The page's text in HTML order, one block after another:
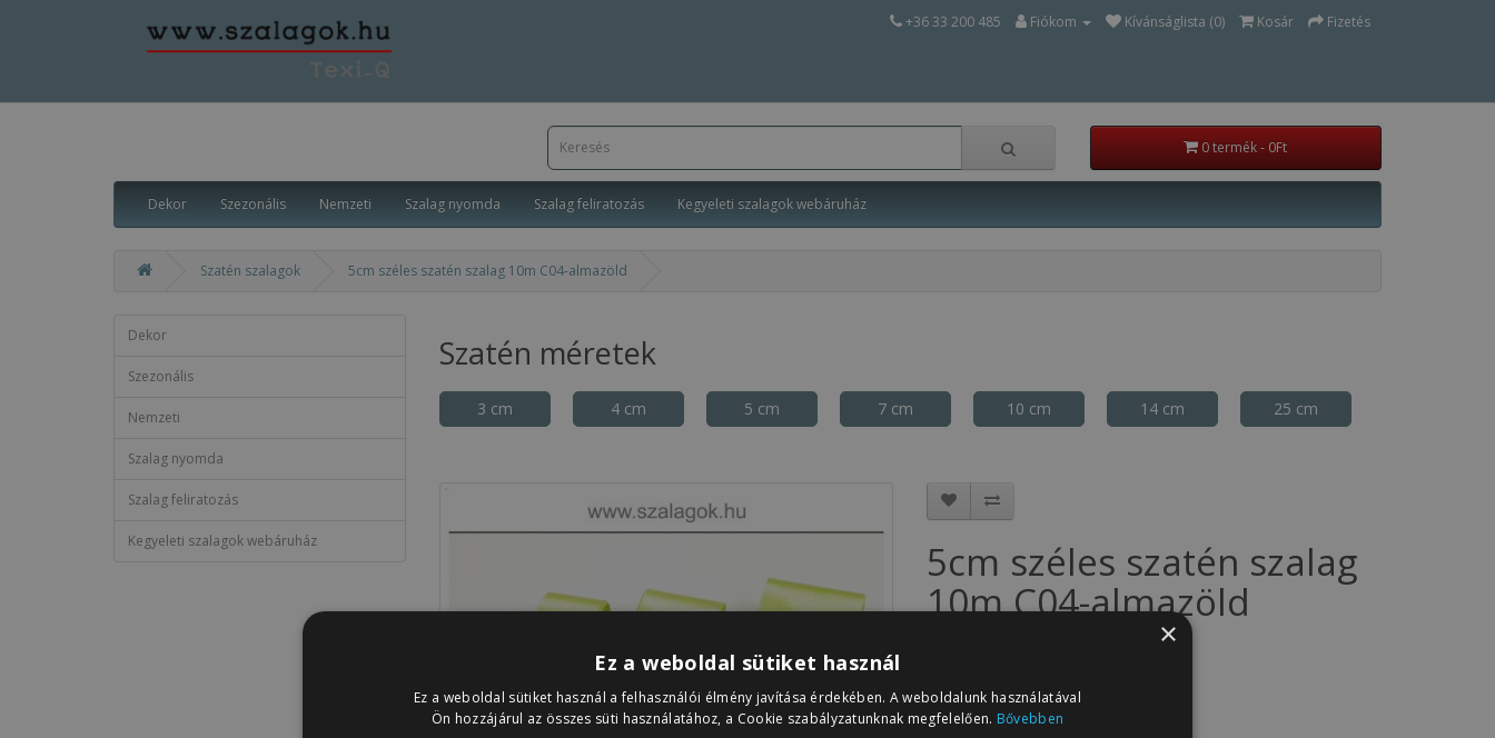
+36 33 200 485 Fiókom Kívánságlista (0) Kosár Fizetés
0 termék - 0Ft
Dekor Szezonális Nemzeti Szalag nyomda Szalag feliratozás Kegyeleti szalagok webáruház
Szatén szalagok 5cm széles szatén szalag 10m C04-almazöld
Dekor
Szezonális
Nemzeti
Szalag nyomda
Szalag feliratozás
Kegyeleti szalagok webáruház
Szatén méretek
3 cm 4 cm 5 cm 7 cm 10 cm 14 cm 25 cm
5cm széles szatén szalag
10m C04-almazöld
780Ft
×
Ez a weboldal sütiket használ
Ez a weboldal sütiket használ a felhasználói élmény javítása érdekében. A weboldalunk használatával
Ön hozzájárul az összes süti használatához, a Cookie szabályzatunknak megfelelően. Bővebben